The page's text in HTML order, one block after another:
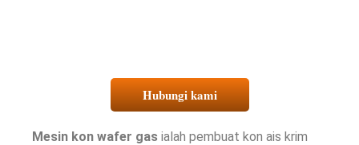
Hubungi kami
Mesin kon wafer gas ialah pembuat kon ais krim